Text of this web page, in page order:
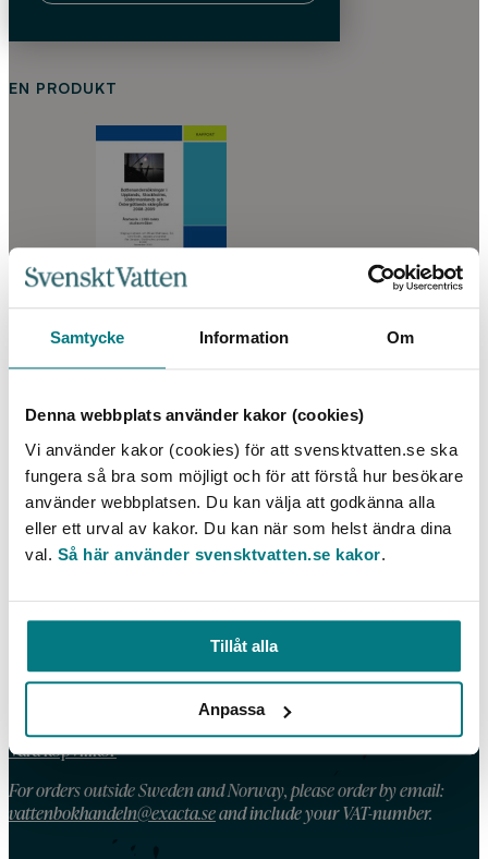
Samtycke Information Om
Denna webbplats använder kakor (cookies)
Vi använder kakor (cookies) för att svensktvatten.se ska
fungera så bra som möjligt och för att förstå hur besökare
använder webbplatsen. Du kan välja att godkänna alla
eller ett urval av kakor. Du kan när som helst ändra dina
val. Så här använder svensktvatten.se kakor.
Tillåt alla
Anpassa
EN PRODUKT
Bottenundersökningar i Upplands, Stockholms,
Södermanlands och Östergötlands skärgårdar
Telefon: 08 – 506 002 90
E-post:
Våra köpvillkor
For orders outside Sweden and Norway, please order by email:
vattenbokhandeln@exacta.seand include your VAT-number.